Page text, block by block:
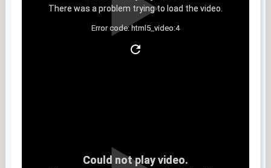
There was a problem trying to load the video.
Error code: html5_video:4
Could not play video.